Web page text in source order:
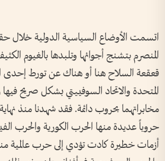
اتسمت الأوضاع السياسية الدولية خلال
المنصرم بتشنج أجوائها وتلبدها بالغيوم
قعقعة السلاح هنا أو هناك عن تورط إحدى
المتحدة والاتحاد السوفييتي بشكل صريح
مخابراتهما بحروب دائمة. فقد شهدنا منذ نهاية
حروباً عديدة منها الحرب الكورية والحرب
أزمات خطيرة كادت تؤدي إلى حرب عالمية